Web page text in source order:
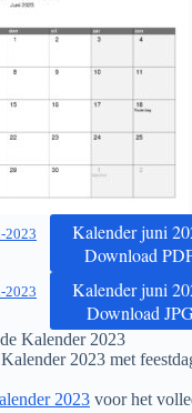
2023
Kalender juni
Download
2023
Kalender juni
Download
Kalender 2023
2023 met
2023 voor het